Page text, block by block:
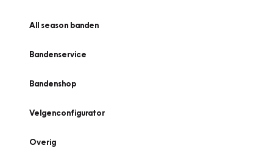
All season banden
Bandenservice
Bandenshop
Velgenconfigurator
Overig